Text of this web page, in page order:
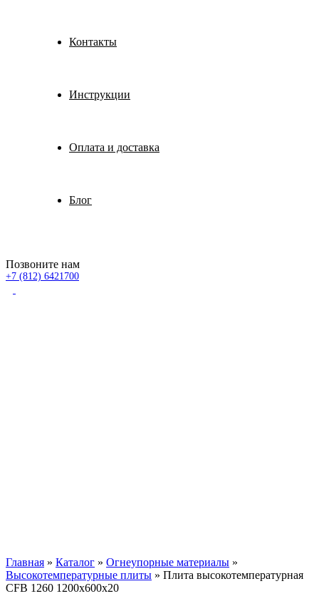
Контакты
Инструкции
Оплата и доставка
Блог
Позвоните нам
+7 (812) 6421700
Главная » Каталог » Огнеупорные материалы »
Высокотемпературные плиты » Плита высокотемпературная
CFB 1260 1200x600x20